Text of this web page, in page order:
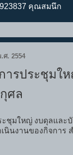
คุณสมนึก
ศ. 2554
ารประชุมใ
ศล
ชุมใหญ่ งบดุลและ
นินงานของกิจการ